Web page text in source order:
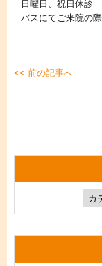
日曜日、祝日休診
バスにてご来院の
<< 前の記事へ